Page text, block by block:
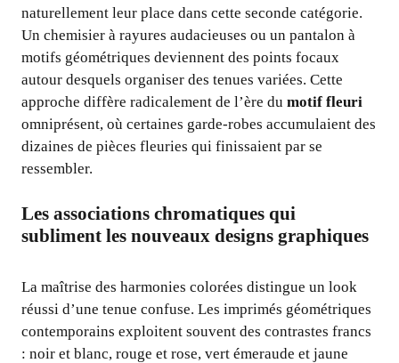
naturellement leur place dans cette seconde catégorie.
Un chemisier à rayures audacieuses ou un pantalon à
motifs géométriques deviennent des points focaux
autour desquels organiser des tenues variées. Cette
approche diffère radicalement de l’ère du motif fleuri
omniprésent, où certaines garde-robes accumulaient des
dizaines de pièces fleuries qui finissaient par se
ressembler.
Les associations chromatiques qui
subliment les nouveaux designs graphiques
La maîtrise des harmonies colorées distingue un look
réussi d’une tenue confuse. Les imprimés géométriques
contemporains exploitent souvent des contrastes francs
: noir et blanc, rouge et rose, vert émeraude et jaune